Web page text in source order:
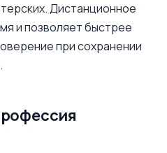
Дистанционное
и позволяет быстрее
при сохранении